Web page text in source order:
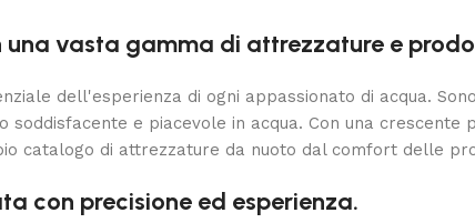
una vasta gamma di attrezzature e
dell'esperienza di ogni appassionato di acqua.
e piacevole in acqua. Con una
catalogo di attrezzature da nuoto dal comfort delle
con precisione ed esperienza.